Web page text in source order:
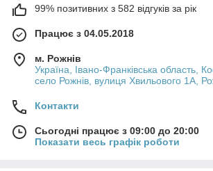
99% позитивних з 582 відгуків за рік
Працює з 04.05.2018
м. Рожнів
Україна, Івано-Франківська область,
село Рожнів, вулиця Хвильового 1А,
Контакти
Сьогодні працює з 09:00 до 20:00
Показати весь графік роботи